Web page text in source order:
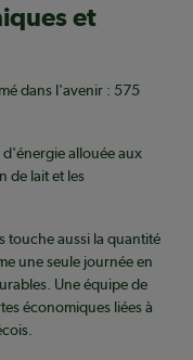
et
dans l'avenir : 575
allouée aux
de lait et les
touche aussi la quantité
une seule journée en
Une équipe de
économiques liées à